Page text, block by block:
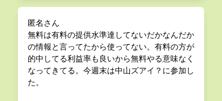
匿名さん
無料は有料の提供水準達してないだかなんだか
の情報と言ってたから使ってない。有料の方が
的中してる利益率も良いから無料やる意味なく
なってきてる。今週末は中山ズアイ？に参加し
た。